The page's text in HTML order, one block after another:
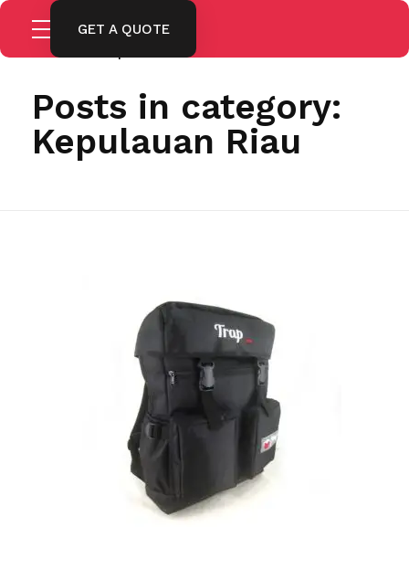
GET A QUOTE
Home Kepulauan Riau
Posts in category:
Kepulauan Riau